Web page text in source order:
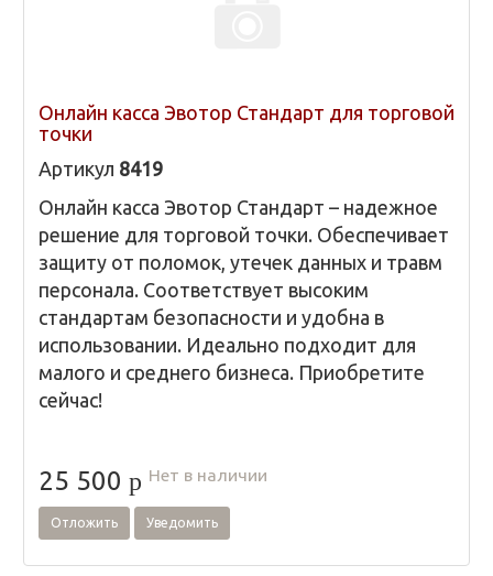
Онлайн касса Эвотор Стандарт для торговой
точки
Артикул 8419
Онлайн касса Эвотор Стандарт – надежное
решение для торговой точки. Обеспечивает
защиту от поломок, утечек данных и травм
персонала. Соответствует высоким
стандартам безопасности и удобна в
использовании. Идеально подходит для
малого и среднего бизнеса. Приобретите
сейчас!
25 500 p Нет в наличии
Отложить Уведомить